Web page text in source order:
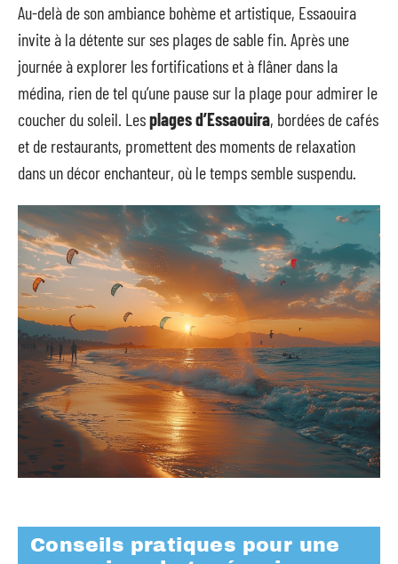
Au-delà de son ambiance bohème et artistique, Essaouira
invite à la détente sur ses plages de sable fin. Après une
journée à explorer les fortifications et à flâner dans la
médina, rien de tel qu’une pause sur la plage pour admirer le
coucher du soleil. Lesplages d’Essaouira, bordées de cafés
et de restaurants, promettent des moments de relaxation
dans un décor enchanteur, où le temps semble suspendu.
Conseils pratiques pour une